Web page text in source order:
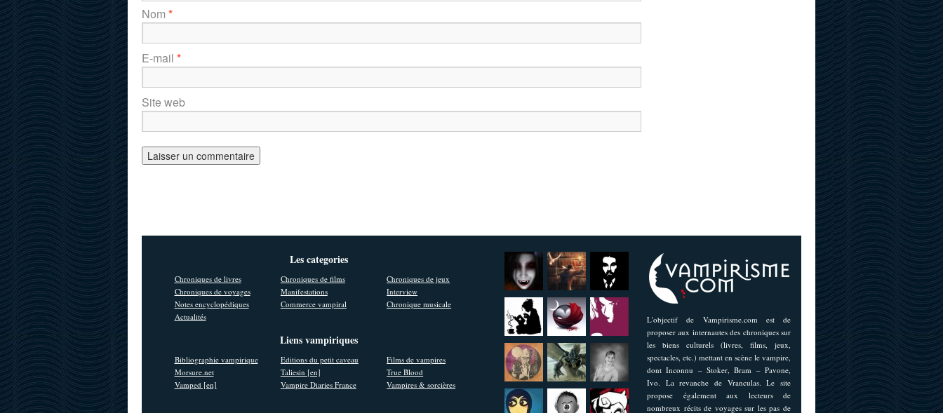
Nom *
E-mail *
Site web
L'objectif de Vampirisme.com est de
proposer aux internautes des chroniques sur
les biens culturels (livres, films, jeux,
spectacles, etc.) mettant en scène le vampire,
dont Inconnu – Stoker, Bram – Pavone,
Ivo. La revanche de Vranculas. Le site
propose également aux lecteurs de
nombreux récits de voyages sur les pas de
Les categories
Chroniques de livres Chroniques de films
Chroniques de jeux
Chroniques de voyages
Manifestations
Interview
Notes encyclopédiques
Commerce vampiral
Chronique musicale
Actualités
Liens vampiriques
Bibliographie vampirique Editions du petit caveau
Films de vampires
Morsure.net
Taliesin [en]
True Blood
Vamped [en]
Vampire Diaries France Vampires & sorcières